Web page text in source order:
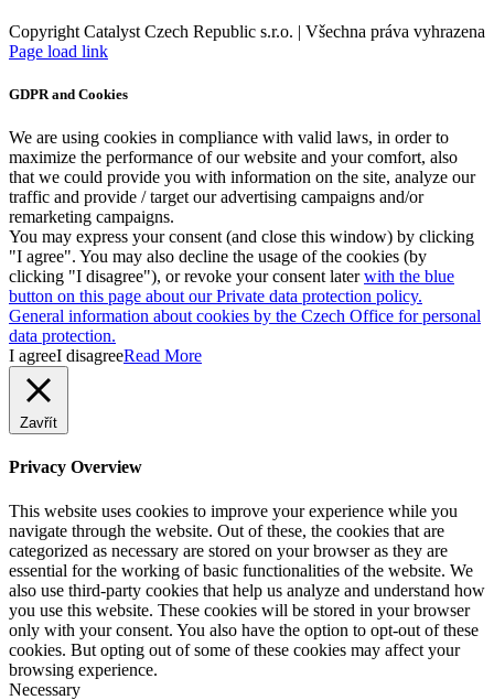
Copyright Catalyst Czech Republic s.r.o. | Všechna práva vyhrazena
Facebook
Instagram
Page load link
GDPR and Cookies
We are using cookies in compliance with valid laws, in order to
maximize the performance of our website and your comfort, also
that we could provide you with information on the site, analyze our
traffic and provide / target our advertising campaigns and/or
remarketing campaigns.
You may express your consent (and close this window) by clicking
"I agree". You may also decline the usage of the cookies (by
clicking "I disagree"), or revoke your consent laterwith the blue
button on this page about our Private data protection policy.
General information about cookies by the Czech Office for personal
data protection.
I agreeI disagreeRead More
Zavřít
Privacy Overview
This website uses cookies to improve your experience while you
navigate through the website. Out of these, the cookies that are
categorized as necessary are stored on your browser as they are
essential for the working of basic functionalities of the website. We
also use third-party cookies that help us analyze and understand how
you use this website. These cookies will be stored in your browser
only with your consent. You also have the option to opt-out of these
cookies. But opting out of some of these cookies may affect your
browsing experience.
Necessary